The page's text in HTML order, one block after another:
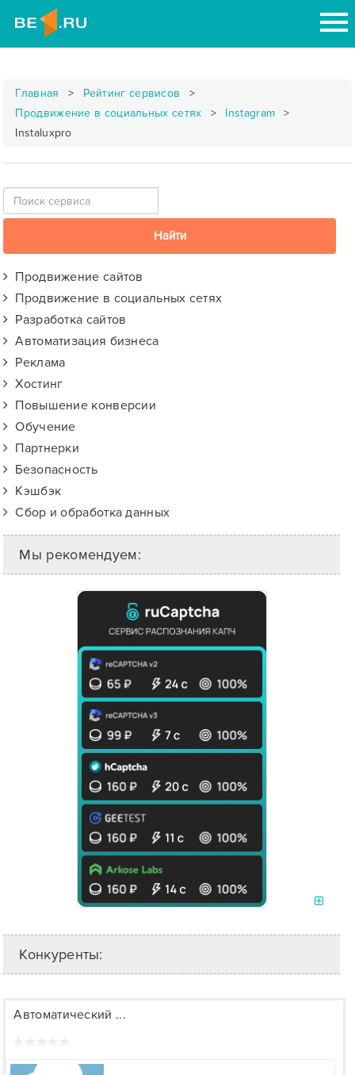
Главная
Рейтинг сервисов
Продвижение в социальных сетях
Instagram
Instaluxpro
Продвижение сайтов
Продвижение в социальных сетях
Разработка сайтов
Автоматизация бизнеса
Реклама
Хостинг
Повышение конверсии
Обучение
Партнерки
Безопасность
Кэшбэк
Сбор и обработка данных
Мы рекомендуем:
Конкуренты:
Автоматический ...